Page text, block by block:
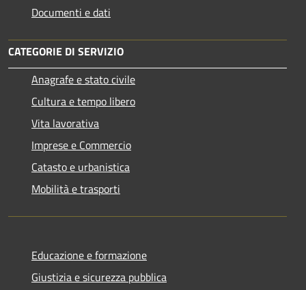
Documenti e dati
CATEGORIE DI SERVIZIO
Anagrafe e stato civile
Cultura e tempo libero
Vita lavorativa
Imprese e Commercio
Catasto e urbanistica
Mobilità e trasporti
Educazione e formazione
Giustizia e sicurezza pubblica